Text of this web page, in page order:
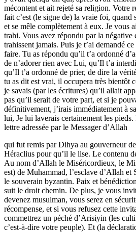
mécontent et ait rejeté sa religion. Votre
fait c’est (le signe de) la vraie foi, quand
et se mêle complètement à eux. Je vous
trahi. Vous avez répondu par la négative
trahissent jamais. Puis je t’ai demandé
faire. Tu as répondu qu’il t’a ordonné
de n’adorer rien avec Lui, qu’Il t’a
qu’Il t’a ordonné de prier, de dire la
tu as dit est vrai, il occupera très bientôt
je savais (par les écritures) qu’il allait
pas qu’il serait de votre part, et si je
définitivement, j’irais immédiatement à
lui, Je lui laverais certainement les
lettre adressée par le Messager d’Allah
qui fut remis par Dihya au gouverneur
Héraclius pour qu’il le lise. Le contenu
Au nom d’Allah le Miséricordieux, le
est) de Muhammad, l’esclave d’Allah et
le souverain byzantin. Paix et
suit le droit chemin. De plus, je vous
devenez musulman, vous serez en
récompense, et si vous refusez cette
commettrez un péché d’Arisiyin (les
c’est-à-dire votre peuple). Et (la